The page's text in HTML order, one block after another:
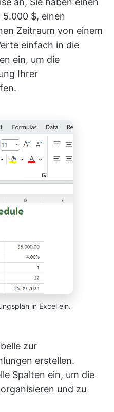
$, einen
Zeitraum von einem
einfach in die
ein, um die
Ihrer
in Excel ein.
zur
erstellen.
Spalten ein, um die
und zu